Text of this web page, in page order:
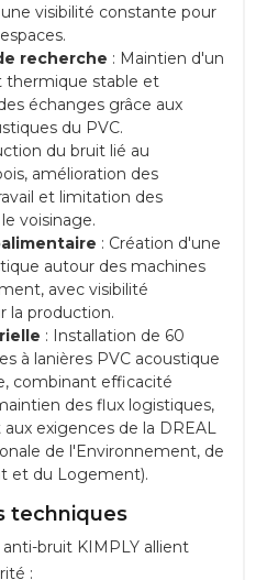
visibilité constante pour
recherche : Maintien d'un
thermique stable et
échanges grâce aux
du PVC.
du bruit lié au
amélioration des
et limitation des
voisinage.
: Création d'une
autour des machines
avec visibilité
la production.
: Installation de 60
à lanières PVC acoustique
combinant efficacité
des flux logistiques,
exigences de la DREAL
de l'Environnement, de
et du Logement).
techniques
bruit KIMPLY allient
: